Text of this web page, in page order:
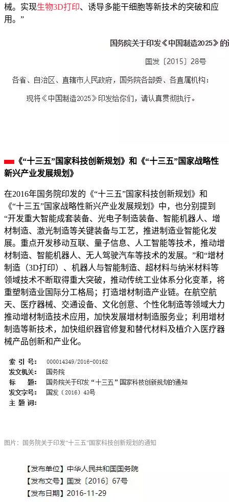
械。实现生物3D打印、诱导多能干细胞等新技术的突破和应
用。”
《“十三五”国家科技创新规划》和《“十三五”国家战略性
新兴产业发展规划》
在2016年国务院印发的《“十三五”国家科技创新规划》和
《“十三五”国家战略性新兴产业发展规划》中，也分别提到
“开发重大智能成套装备、光电子制造装备、智能机器人、增
材制造、激光制造等关键装备与工艺，推进制造业智能化发
展。重点开发移动互联、量子信息、人工智能等技术，推动增
材制造、智能机器人、无人驾驶汽车等技术的发展。”和“增材
制造（3D打印）、机器人与智能制造、超材料与纳米材料等
领域技术不断取得重大突破，推动传统工业体系分化变革，将
重塑制造业国际分工格局；打造增材制造产业链。在航空航
天、医疗器械、交通设备、文化创意、个性化制造等领域大力
推动增材制造技术应用，加快发展增材制造服务业；利用增材
制造等新技术，加快组织器官修复和替代材料及植介入医疗器
械产品创新和产业化。
图片：国务院关于印发“十三五”国家科技创新规划的通知